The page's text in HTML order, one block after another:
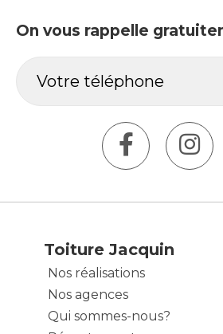
On vous rappelle
Toiture Jacquin
Nos réalisations
Nos agences
Qui sommes-nous?